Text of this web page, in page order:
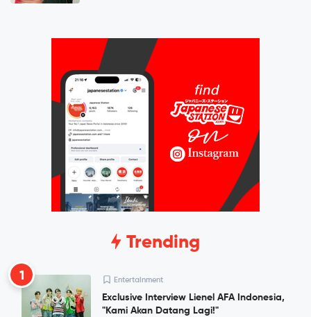
Trending
1 Entertainment
Exclusive Interview Lienel AFA Indonesia,
"Kami Akan Datang Lagi!"